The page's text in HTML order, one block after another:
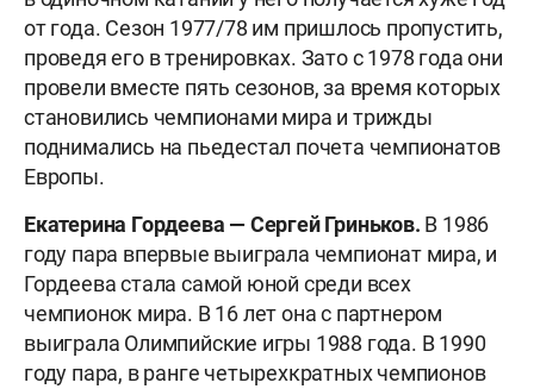
от года. Сезон 1977/78 им пришлось пропустить,
проведя его в тренировках. Зато с 1978 года они
провели вместе пять сезонов, за время которых
становились чемпионами мира и трижды
поднимались на пьедестал почета чемпионатов
Европы.
Екатерина Гордеева — Сергей Гриньков. В 1986
году пара впервые выиграла чемпионат мира, и
Гордеева стала самой юной среди всех
чемпионок мира. В 16 лет она с партнером
выиграла Олимпийские игры 1988 года. В 1990
году пара, в ранге четырехкратных чемпионов